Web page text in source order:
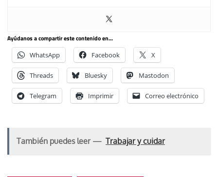
Ayúdanos a compartir este contenido en...
WhatsApp Facebook X
Threads Bluesky Mastodon
Telegram Imprimir Correo electrónico
También puedes leer — Trabajar y cuidar